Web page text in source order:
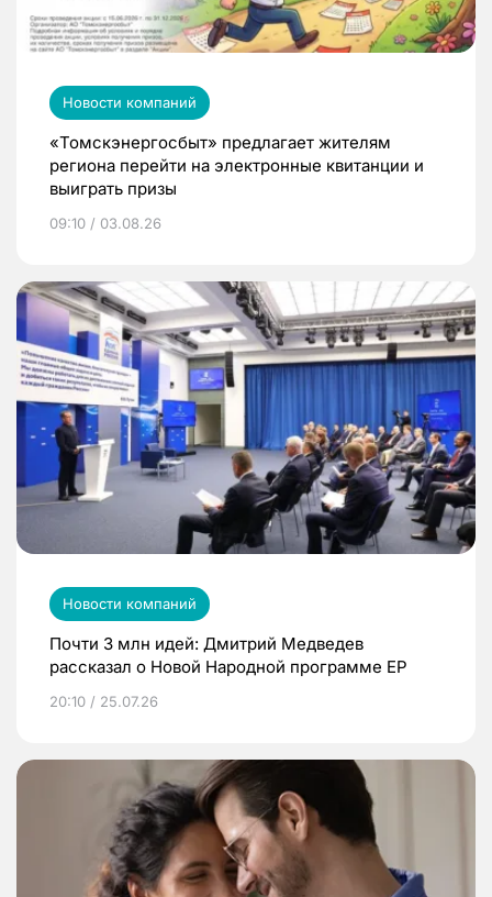
Новости компаний
«Томскэнергосбыт» предлагает жителям
региона перейти на электронные квитанции и
выиграть призы
09:10 / 03.08.26
Новости компаний
Почти 3 млн идей: Дмитрий Медведев
рассказал о Новой Народной программе ЕР
20:10 / 25.07.26